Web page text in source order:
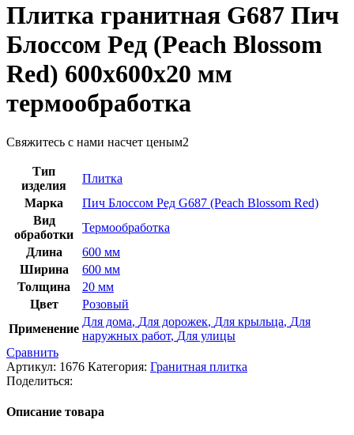
Плитка гранитная G687 Пич
Блоссом Ред (Peach Blossom
Red) 600х600х20 мм
термообработка
Свяжитесь с нами насчет ценым2
Тип
изделия
Плитка
Марка
Пич Блоссом Ред G687 (Peach Blossom Red)
Вид
обработки
Термообработка
Длина
600 мм
Ширина
600 мм
Толщина
20 мм
Цвет
Розовый
Применение
Для дома, Для дорожек, Для крыльца, Для
наружных работ, Для улицы
Сравнить
Артикул: 1676 Категория: Гранитная плитка
Поделиться:
Описание товара